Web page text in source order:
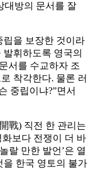
대방의 문서를 잘
립을 보장한 것이라
휘하도록 영국의
서를 수교하자 조
착각한다. 물론 러
중립이냐?”면서
戰) 직전 한 관리는
화보다 전쟁이 더 바
랄 만한 발언’은 열
을 한국 영토의 불가